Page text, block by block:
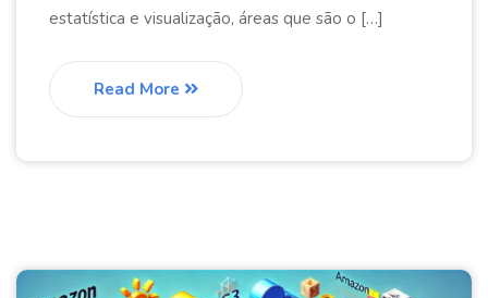
estatística e visualização, áreas que são o […]
Read More